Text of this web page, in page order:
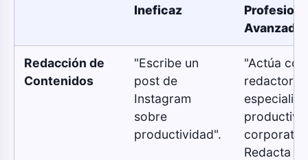
Ineficaz
Avanzado
Redacción de
Contenidos
"Escribe un
post de
Instagram
sobre
productividad".
"Actúa
redactor
Redacta